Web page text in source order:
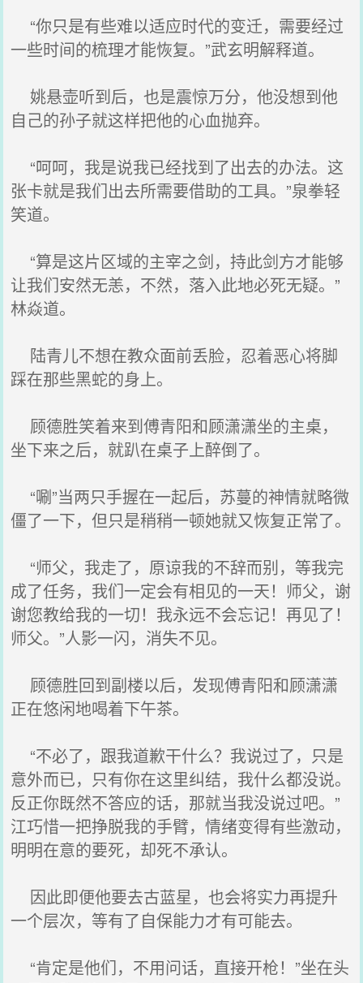
“你只是有些难以适应时代的变迁，需要经过
一些时间的梳理才能恢复。”武玄明解释道。
姚悬壶听到后，也是震惊万分，他没想到他
自己的孙子就这样把他的心血抛弃。
“呵呵，我是说我已经找到了出去的办法。这
张卡就是我们出去所需要借助的工具。”泉拳轻
笑道。
“算是这片区域的主宰之剑，持此剑方才能够
让我们安然无恙，不然，落入此地必死无疑。”
林焱道。
陆青儿不想在教众面前丢脸，忍着恶心将脚
踩在那些黑蛇的身上。
顾德胜笑着来到傅青阳和顾潇潇坐的主桌，
坐下来之后，就趴在桌子上醉倒了。
“唰”当两只手握在一起后，苏蔓的神情就略微
僵了一下，但只是稍稍一顿她就又恢复正常了。
“师父，我走了，原谅我的不辞而别，等我完
成了任务，我们一定会有相见的一天！师父，谢
谢您教给我的一切！我永远不会忘记！再见了！
师父。”人影一闪，消失不见。
顾德胜回到副楼以后，发现傅青阳和顾潇潇
正在悠闲地喝着下午茶。
“不必了，跟我道歉干什么？我说过了，只是
意外而已，只有你在这里纠结，我什么都没说。
反正你既然不答应的话，那就当我没说过吧。”
江巧惜一把挣脱我的手臂，情绪变得有些激动，
明明在意的要死，却死不承认。
因此即便他要去古蓝星，也会将实力再提升
一个层次，等有了自保能力才有可能去。
“肯定是他们，不用问话，直接开枪！”坐在头